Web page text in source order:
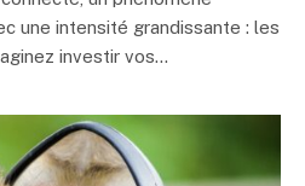
une intensité grandissante : les
investir vos…